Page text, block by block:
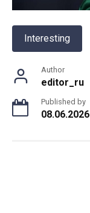
Interesting
Author
editor_ru
Published by
08.06.2026